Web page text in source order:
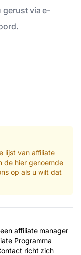
gerust via e-
lijst van affiliate
de hier genoemde
op als u wilt dat
affiliate manager
Programma
richt zich